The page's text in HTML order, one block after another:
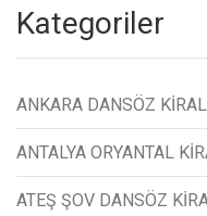
Kategoriler
ANKARA DANSÖZ
ANTALYA ORYANTAL
ATEŞ ŞOV DANSÖZ